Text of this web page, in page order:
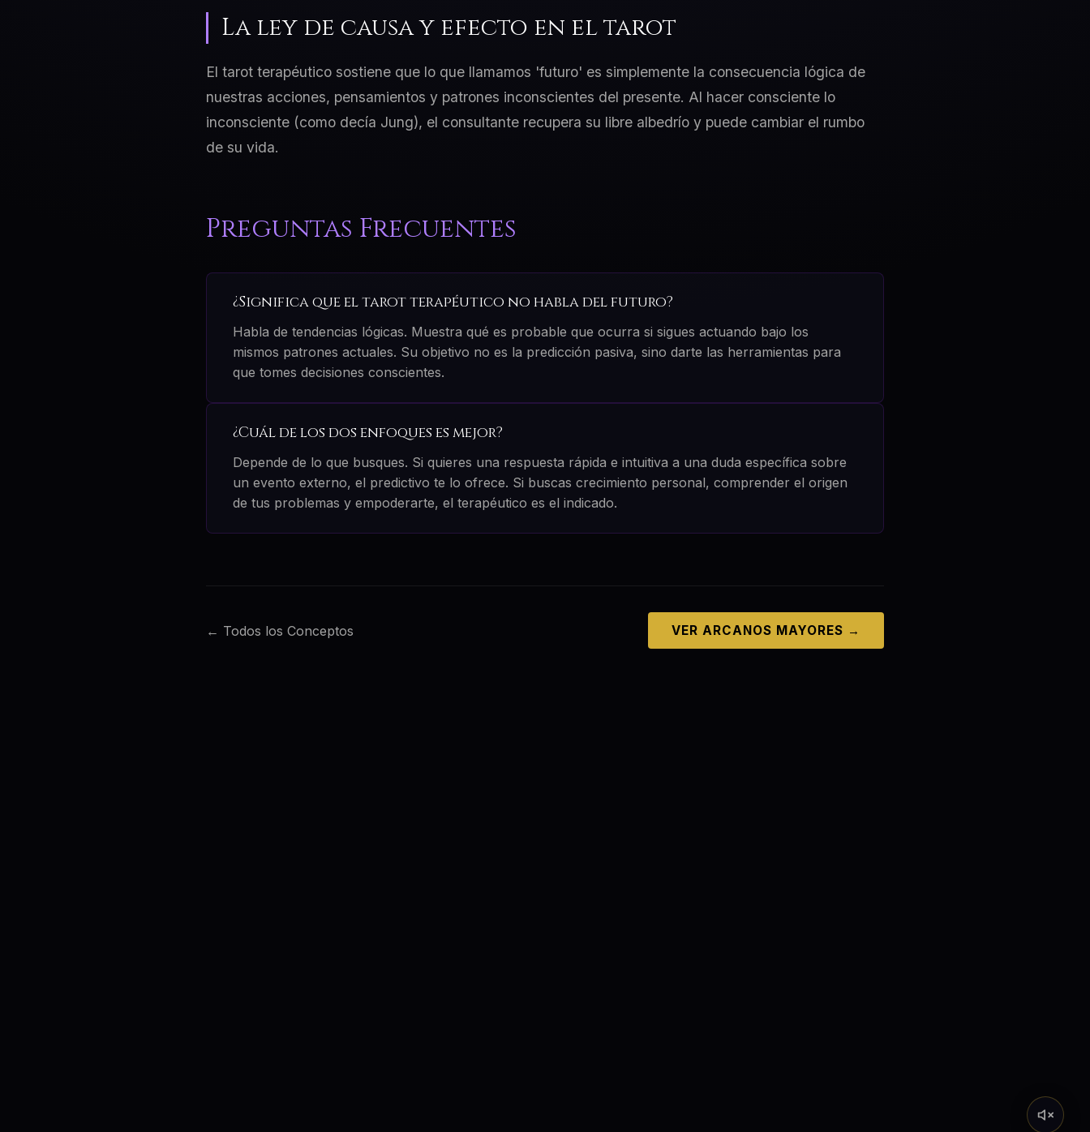
La ley de causa y efecto en el tarot
El tarot terapéutico sostiene que lo que llamamos 'futuro' es simplemente la consecuencia lógica de
nuestras acciones, pensamientos y patrones inconscientes del presente. Al hacer consciente lo
inconsciente (como decía Jung), el consultante recupera su libre albedrío y puede cambiar el rumbo
de su vida.
Preguntas Frecuentes
¿Significa que el tarot terapéutico no habla del futuro?
Habla de tendencias lógicas. Muestra qué es probable que ocurra si sigues actuando bajo los
mismos patrones actuales. Su objetivo no es la predicción pasiva, sino darte las herramientas para
que tomes decisiones conscientes.
¿Cuál de los dos enfoques es mejor?
Depende de lo que busques. Si quieres una respuesta rápida e intuitiva a una duda específica sobre
un evento externo, el predictivo te lo ofrece. Si buscas crecimiento personal, comprender el origen
de tus problemas y empoderarte, el terapéutico es el indicado.
← Todos los Conceptos VER ARCANOS MAYORES →